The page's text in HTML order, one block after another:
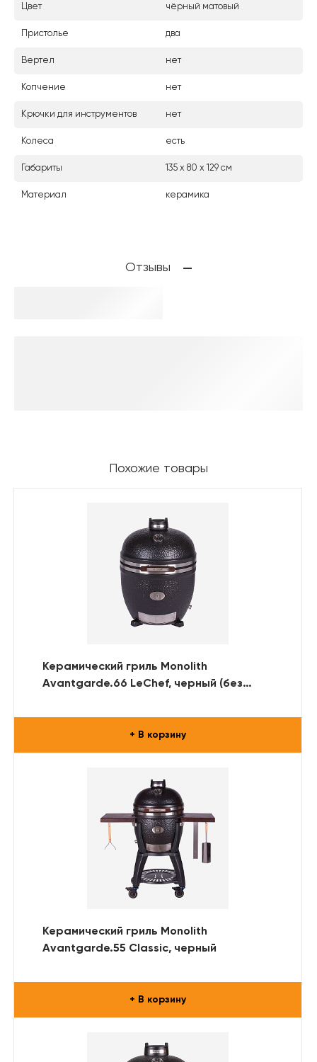
Цвет чёрный матовый
Пристолье два
Вертел нет
Копчение нет
Крючки для инструментов нет
Колеса есть
Габариты 135 х 80 х 129 см
Материал керамика
Отзывы
Похожие товары
Керамический гриль Monolith
Avantgarde.66 LeChef, черный (без
+ В корзину
Керамический гриль Monolith
Avantgarde.55 Classic, черный
+ В корзину